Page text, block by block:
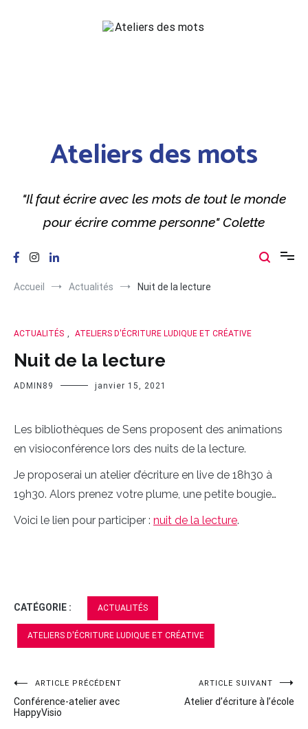
Ateliers des mots
"Il faut écrire avec les mots de tout le monde
pour écrire comme personne" Colette
Accueil Actualités Nuit de la lecture
ACTUALITÉS , ATELIERS D'ÉCRITURE LUDIQUE ET CRÉATIVE
Nuit de la lecture
ADMIN89 janvier 15, 2021
Les bibliothèques de Sens proposent des animations
en visioconférence lors des nuits de la lecture.
Je proposerai un atelier d’écriture en live de 18h30 à
19h30. Alors prenez votre plume, une petite bougie…
Voici le lien pour participer : nuit de la lecture.
CATÉGORIE : ACTUALITÉS
ATELIERS D'ÉCRITURE LUDIQUE ET CRÉATIVE
Navigation
de
ARTICLE PRÉCÉDENT
Conférence-atelier avec
HappyVisio
ARTICLE SUIVANT
Atelier d’écriture à l’école